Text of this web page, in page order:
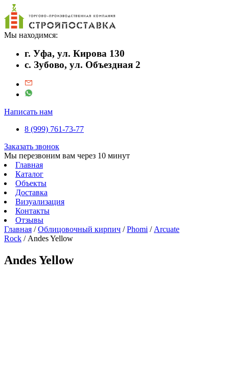
Мы находимся:
г. Уфа, ул. Кирова 130
с. Зубово, ул. Объездная 2
Написать нам
8 (999) 761-73-77
Заказать звонок
Мы перезвоним вам через 10 минут
Главная
Каталог
Объекты
Доставка
Визуализация
Контакты
Отзывы
Главная /Облицовочный кирпич /Phomi / Arcuate
Rock / Andes Yellow
Andes Yellow